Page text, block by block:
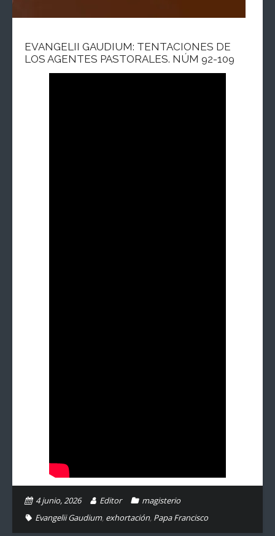
EVANGELII GAUDIUM: TENTACIONES DE
LOS AGENTES PASTORALES. NÚM 92-109
4 junio, 2026 Editor
magisterio
Evangelii Gaudium, exhortación, Papa Francisco